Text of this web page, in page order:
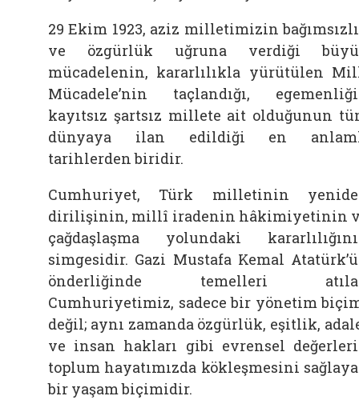
29 Ekim 1923, aziz milletimizin
ve özgürlük uğruna verdiği
mücadelenin, kararlılıkla yürütülen
Mücadele’nin taçlandığı,
kayıtsız şartsız millete ait olduğunun
dünyaya ilan edildiği en
tarihlerden biridir.
Cumhuriyet, Türk milletinin
dirilişinin, millî iradenin hâkimiyetinin
çağdaşlaşma yolundaki
simgesidir. Gazi Mustafa Kemal
önderliğinde temelleri
Cumhuriyetimiz, sadece bir yönetim
değil; aynı zamanda özgürlük, eşitlik,
ve insan hakları gibi evrensel
toplum hayatımızda kökleşmesini
bir yaşam biçimidir.